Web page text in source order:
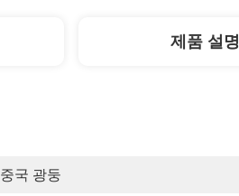
제품 설명
중국 광둥